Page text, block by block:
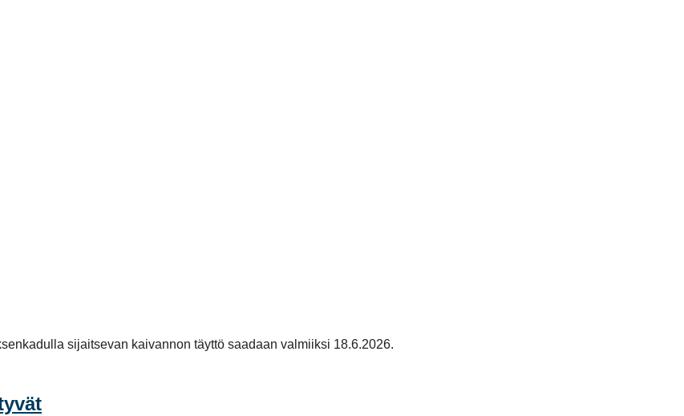
sijaitsevan kaivannon täyttö saadaan valmiiksi 18.6.2026.